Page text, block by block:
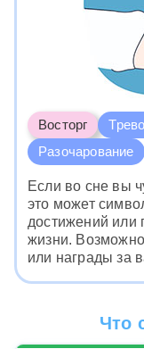
Восторг
Разочарование
Если во сне вы
это может
достижений или
жизни.
или награды за
Что